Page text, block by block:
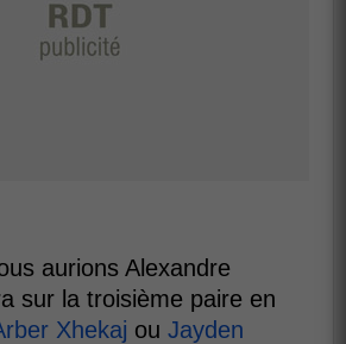
aurions Alexandre
sur la troisième paire en
Xhekaj ou Jayden